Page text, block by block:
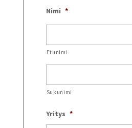
Nimi *
Etunimi
Sukunimi
Yritys *